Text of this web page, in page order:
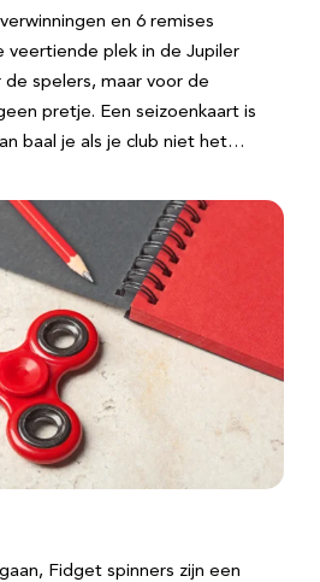
en 6 remises
veertiende plek in de Jupiler
spelers, maar voor de
pretje. Een seizoenkaart is
baal je als je club niet het…
Fidget spinners zijn een